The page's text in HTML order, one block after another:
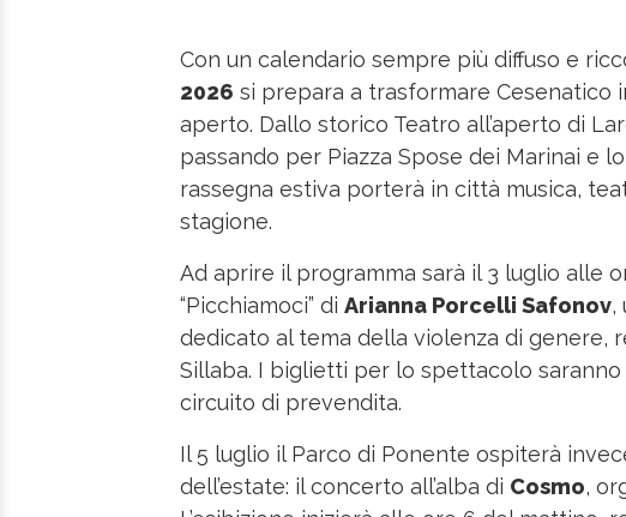
Con un calendario sempre più diffuso e
2026 si prepara a trasformare Cesenatico
aperto. Dallo storico Teatro all’aperto di
passando per Piazza Spose dei Marinai e
rassegna estiva porterà in città musica,
stagione.
Ad aprire il programma sarà il 3 luglio alle
“Picchiamoci” di Arianna Porcelli Safonov,
dedicato al tema della violenza di genere,
Sillaba. I biglietti per lo spettacolo
circuito di prevendita.
Il 5 luglio il Parco di Ponente ospiterà
dell’estate: il concerto all’alba di Cosmo,